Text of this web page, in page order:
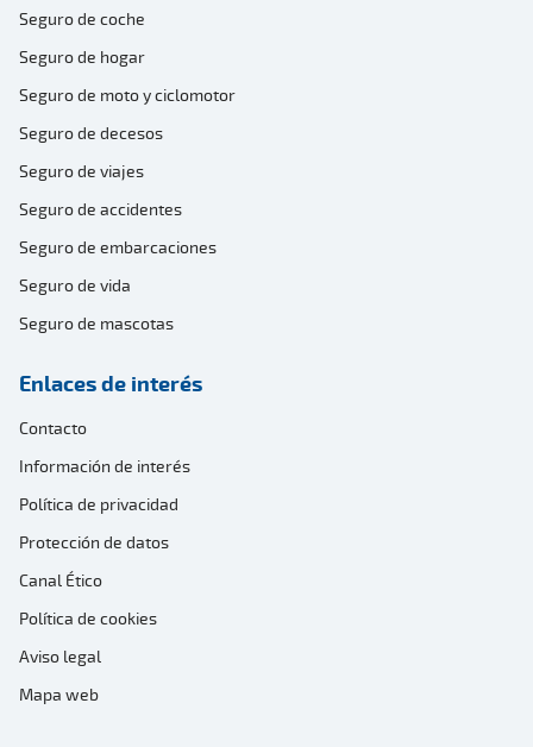
Seguro de coche
Seguro de hogar
Seguro de moto y ciclomotor
Seguro de decesos
Seguro de viajes
Seguro de accidentes
Seguro de embarcaciones
Seguro de vida
Seguro de mascotas
Enlaces de interés
Contacto
Información de interés
Política de privacidad
Protección de datos
Canal Ético
Política de cookies
Aviso legal
Mapa web